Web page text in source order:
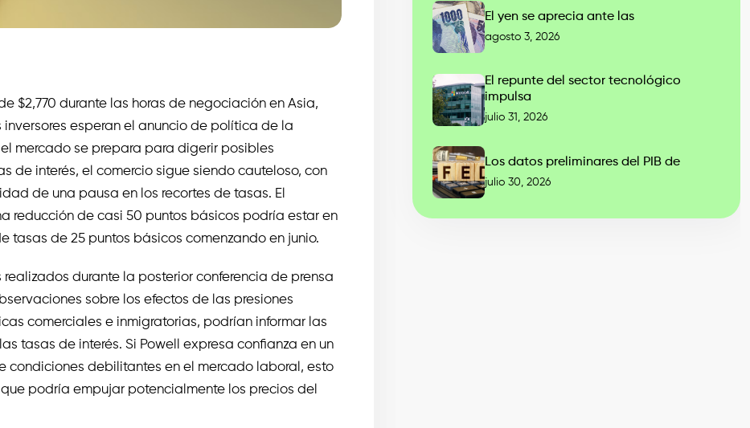
$2,770 durante las horas de negociación en Asia,
esperan el anuncio de política de la
mercado se prepara para digerir posibles
de interés, el comercio sigue siendo cauteloso, con
de una pausa en los recortes de tasas. El
reducción de casi 50 puntos básicos podría estar en
tasas de 25 puntos básicos comenzando en junio.
durante la posterior conferencia de prensa
sobre los efectos de las presiones
comerciales e inmigratorias, podrían informar las
tasas de interés. Si Powell expresa confianza en un
condiciones debilitantes en el mercado laboral, esto
podría empujar potencialmente los precios del
El yen se aprecia ante las
agosto 3, 2026
El repunte del sector tecnológico
impulsa
julio 31, 2026
Los datos preliminares del PIB de
julio 30, 2026